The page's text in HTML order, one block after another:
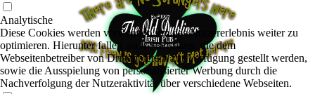
Analytische
Diese Cookies werden verwendet, um das Nutzererlebnis weiter zu
optimieren. Hierunter fallen auch Statistiken, die dem
Webseitenbetreiber von Drittanbietern zur Verfügung gestellt werden,
sowie die Ausspielung von personalisierter Werbung durch die
Nachverfolgung der Nutzeraktivität über verschiedene Webseiten.